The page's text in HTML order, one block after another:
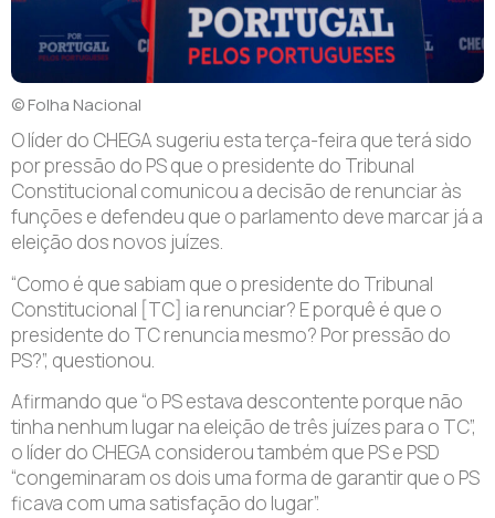
© Folha Nacional
O líder do CHEGA sugeriu esta terça-feira que terá sido
por pressão do PS que o presidente do Tribunal
Constitucional comunicou a decisão de renunciar às
funções e defendeu que o parlamento deve marcar já a
eleição dos novos juízes.
“Como é que sabiam que o presidente do Tribunal
Constitucional [TC] ia renunciar? E porquê é que o
presidente do TC renuncia mesmo? Por pressão do
PS?”, questionou.
Afirmando que “o PS estava descontente porque não
tinha nenhum lugar na eleição de três juízes para o TC”,
o líder do CHEGA considerou também que PS e PSD
“congeminaram os dois uma forma de garantir que o PS
ficava com uma satisfação do lugar”.